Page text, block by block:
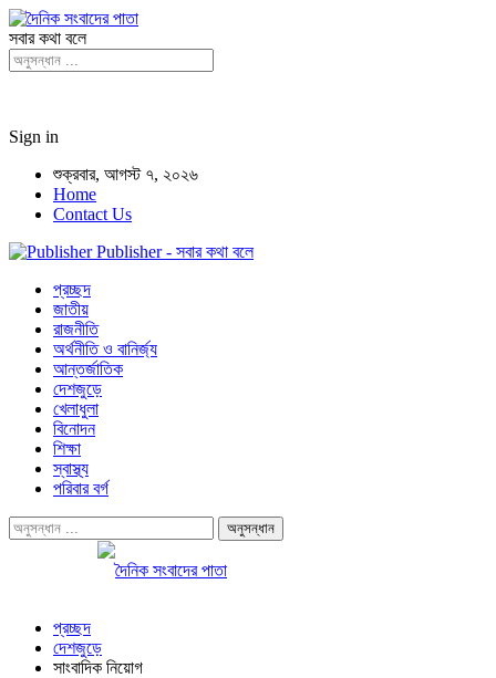
সবার কথা বলে
Sign in
শুক্রবার, আগস্ট ৭, ২০২৬
Home
Contact Us
Publisher - সবার কথা বলে
প্রচ্ছদ
জাতীয়
রাজনীতি
অর্থনীতি ও বানির্জ্য
আন্তর্জাতিক
দেশজুড়ে
খেলাধুলা
বিনোদন
শিক্ষা
স্বাস্থ্য
পরিবার বর্গ
প্রচ্ছদ
দেশজুড়ে
সাংবাদিক নিয়োগ